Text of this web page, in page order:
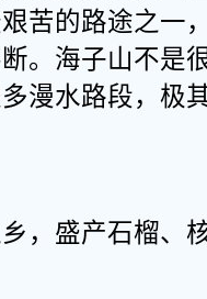
苦的路途之一
。海子山不是
漫水路段，极
，盛产石榴、